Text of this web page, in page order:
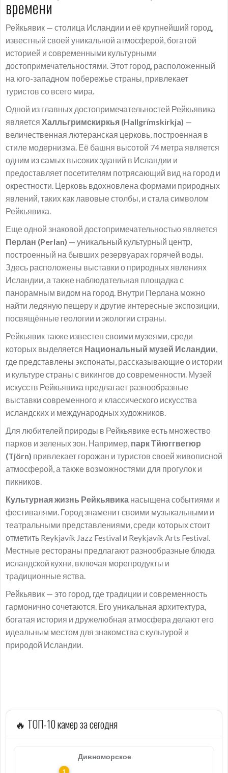
времени
Рейкьявик — столица Исландии и её крупнейший город,
известный своей уникальной атмосферой, богатой
историей и современными культурными
достопримечательностями. Этот город, расположенный
на юго-западном побережье страны, привлекает
туристов со всего мира.
Одной из главных достопримечательностей Рейкьявика
является Халльгримскиркья (Hallgrímskirkja) —
величественная лютеранская церковь, построенная в
стиле модернизма. Её башня высотой 74 метра является
одним из самых высоких зданий в Исландии и
предоставляет посетителям потрясающий вид на город и
окрестности. Церковь вдохновлена формами природных
явлений, таких как лавовые столбы, и стала символом
Рейкьявика.
Еще одной знаковой достопримечательностью является
Перлан (Perlan) — уникальный культурный центр,
построенный на бывших резервуарах горячей воды.
Здесь расположены выставки о природных явлениях
Исландии, а также наблюдательная площадка с
панорамным видом на город. Внутри Перлана можно
найти ледяную пещеру и другие интересные экспозиции,
посвящённые геологии и экологии страны.
Рейкьявик также известен своими музеями, среди
которых выделяется Национальный музей Исландии,
где представлены экспонаты, рассказывающие о истории
и культуре страны с викингов до современности. Музей
искусств Рейкьявика предлагает разнообразные
выставки современного и классического искусства
исландских и международных художников.
Для любителей природы в Рейкьявике есть множество
парков и зеленых зон. Например, парк Тйюггвегюр
(Tjörn) привлекает горожан и туристов своей живописной
атмосферой, а также возможностями для прогулок и
пикников.
Культурная жизнь Рейкьявика насыщена событиями и
фестивалями. Город знаменит своими музыкальными и
театральными представлениями, среди которых стоит
отметить Reykjavík Jazz Festival и Reykjavík Arts Festival.
Местные рестораны предлагают разнообразные блюда
исландской кухни, включая морепродукты и
традиционные яства.
Рейкьявик — это город, где традиции и современность
гармонично сочетаются. Его уникальная архитектура,
богатая история и дружелюбная атмосфера делают его
идеальным местом для знакомства с культурой и
природой Исландии.
🔥 ТОП-10 камер за сегодня
Дивноморское